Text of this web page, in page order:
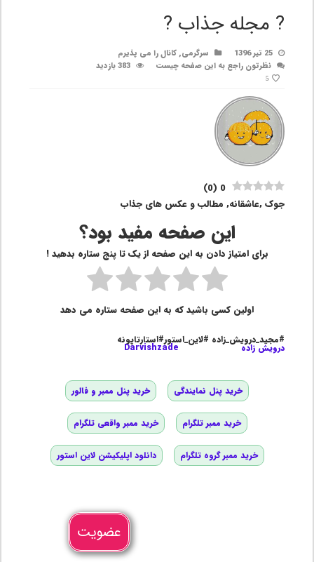
? مجله جذاب ?
25 تیر 1396 سرگرمی,کانال را می پذیرم
نظرتون راجع به این صفحه چیست
383 بازدید
5
0
(
0
)
جوک ,عاشقانه, مطالب و عکس های جذاب
این صفحه مفید بود؟
برای امتیاز دادن به این صفحه از یک تا پنج ستاره بدهید !
اولین کسی باشید که به این صفحه ستاره می دهد
#مجید_درویش_زاده #لاین_استور#استارتاپونه
درویش زاده Darvishzade
خرید پنل نمایندگی خرید پنل ممبر و فالور
خرید ممبر تلگرام خرید ممبر واقعی تلگرام
خرید ممبر گروه تلگرام دانلود اپلیکیشن لاین استور
عضویت